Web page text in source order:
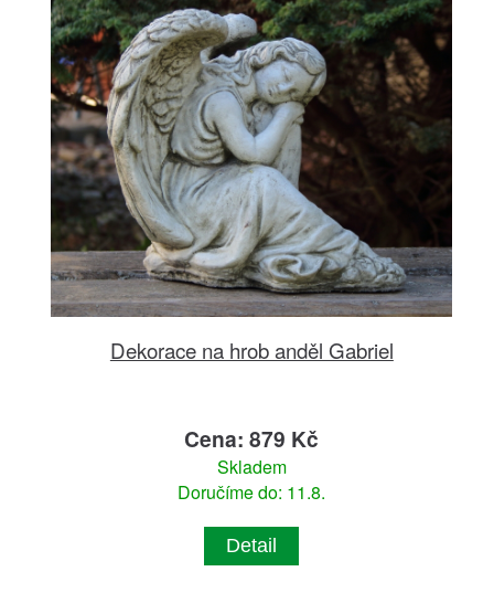
Dekorace na hrob anděl Gabriel
Cena: 879 Kč
Skladem
Doručíme do: 11.8.
Detail